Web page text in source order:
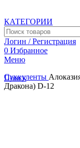
КАТЕГОРИИ
Логин / Регистрация
0 Избранное
Меню
Поиск
Суккуленты
Дракона) D-12